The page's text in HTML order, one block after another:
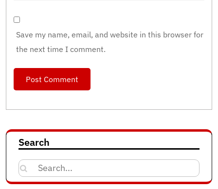
Save my name, email, and website in this browser for
the next time I comment.
Search
Search
for: